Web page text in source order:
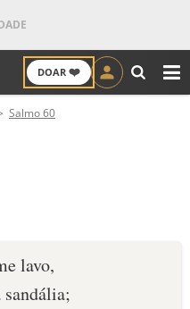
DOAR ❤️
Salmo 60
lavo,